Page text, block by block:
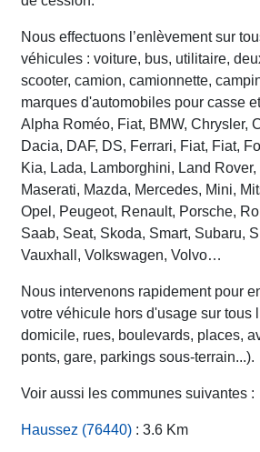
Nous effectuons l’enlèvement sur
véhicules : voiture, bus, utilitaire,
scooter, camion, camionnette,
marques d'automobiles pour casse
Alpha Roméo, Fiat, BMW, Chrysler,
Dacia, DAF, DS, Ferrari, Fiat, Fiat,
Kia, Lada, Lamborghini, Land
Maserati, Mazda, Mercedes, Mini,
Opel, Peugeot, Renault, Porsche,
Saab, Seat, Skoda, Smart, Subaru,
Vauxhall, Volkswagen, Volvo…
Nous intervenons rapidement pour
votre véhicule hors d'usage sur tous
domicile, rues, boulevards, places,
ponts, gare, parkings sous-terrain...).
Voir aussi les communes suivantes :
Haussez (76440) : 3.6 Km